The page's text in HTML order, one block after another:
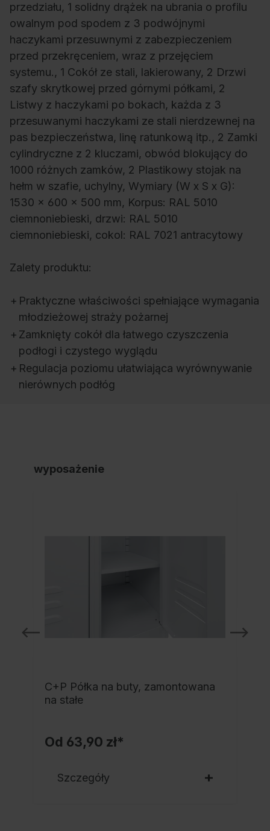
przedziału, 1 solidny drążek na ubrania o profilu
owalnym pod spodem z 3 podwójnymi
haczykami przesuwnymi z zabezpieczeniem
przed przekręceniem, wraz z przejęciem
systemu., 1 Cokół ze stali, lakierowany, 2 Drzwi
szafy skrytkowej przed górnymi półkami, 2
Listwy z haczykami po bokach, każda z 3
przesuwanymi haczykami ze stali nierdzewnej na
pas bezpieczeństwa, linę ratunkową itp., 2 Zamki
cylindryczne z 2 kluczami, obwód blokujący do
1000 różnych zamków, 2 Plastikowy stojak na
hełm w szafie, uchylny, Wymiary (W x S x G):
1530 x 600 x 500 mm, Korpus: RAL 5010
ciemnoniebieski, drzwi: RAL 5010
ciemnoniebieski, cokol: RAL 7021 antracytowy
Zalety produktu:
+ Praktyczne właściwości spełniające wymagania
młodzieżowej straży pożarnej
+ Zamknięty cokół dla łatwego czyszczenia
podłogi i czystego wyglądu
+ Regulacja poziomu ułatwiająca wyrównywanie
nierównych podłóg
wyposażenie
C+P Półka na buty, zamontowana
na stałe
Od 63,90 zł*
Szczegóły